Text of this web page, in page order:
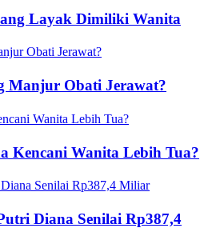
Layak Dimiliki Wanita
Manjur Obati Jerawat?
Kencani Wanita Lebih Tua?
Diana Senilai Rp387,4